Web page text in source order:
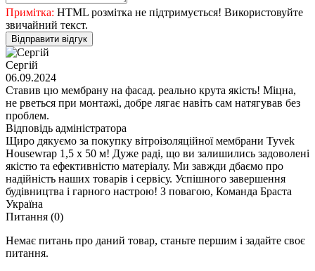
Примітка: HTML розмітка не підтримується! Використовуйте
звичайний текст.
Відправити відгук
Сергій
06.09.2024
Ставив цю мембрану на фасад. реально крута якість! Міцна,
не рветься при монтажі, добре лягає навіть сам натягував без
проблем.
Відповідь адміністратора
Щиро дякуємо за покупку вітроізоляційної мембрани Tyvek
Housewrap 1,5 x 50 м! Дуже раді, що ви залишились задоволені
якістю та ефективністю матеріалу. Ми завжди дбаємо про
надійність наших товарів і сервісу. Успішного завершення
будівництва і гарного настрою! З повагою, Команда Браста
Україна
Питання (0)
Немає питань про даний товар, станьте першим і задайте своє
питання.